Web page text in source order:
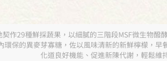
作29種鮮採蔬果，以細膩的三階段MSF微生物
環保的異麥芽寡糖，佐以風味清新的新鮮檸檬，
化道良好機能、促進新陳代謝，輕鬆維